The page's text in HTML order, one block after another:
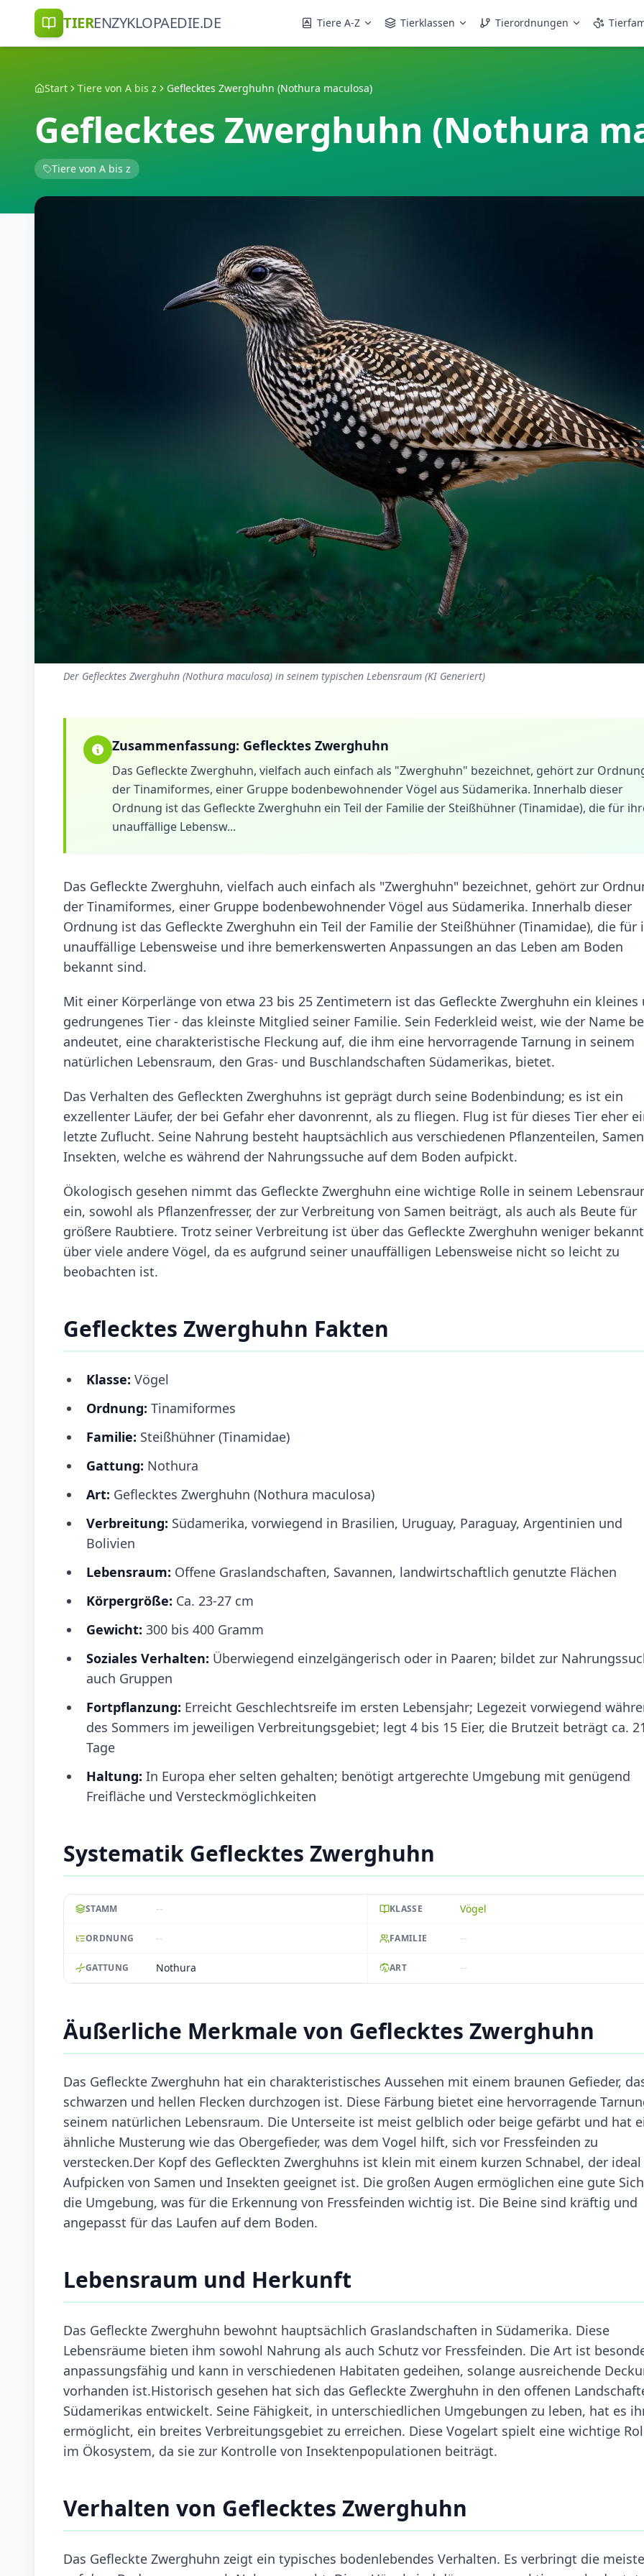
TIERENZYKLOPAEDIE.DE Tiere A-Z Tierklassen Tierordnungen
Start Tiere von A bis z Geflecktes Zwerghuhn (Nothura maculosa)
Geflecktes Zwerghuhn (Nothura
Tiere von A bis z
Der Geflecktes Zwerghuhn (Nothura maculosa) in seinem typischen Lebensraum (KI Generiert)
Zusammenfassung: Geflecktes Zwerghuhn
Das Gefleckte Zwerghuhn, vielfach auch einfach als "Zwerghuhn" bezeichnet, gehört zur
der Tinamiformes, einer Gruppe bodenbewohnender Vögel aus Südamerika. Innerhalb dieser
Ordnung ist das Gefleckte Zwerghuhn ein Teil der Familie der Steißhühner (Tinamidae), die für
unauffällige Lebensw...
Das Gefleckte Zwerghuhn, vielfach auch einfach als "Zwerghuhn" bezeichnet, gehört zur
der Tinamiformes, einer Gruppe bodenbewohnender Vögel aus Südamerika. Innerhalb dieser
Ordnung ist das Gefleckte Zwerghuhn ein Teil der Familie der Steißhühner (Tinamidae), die für
unauffällige Lebensweise und ihre bemerkenswerten Anpassungen an das Leben am Boden
bekannt sind.
Mit einer Körperlänge von etwa 23 bis 25 Zentimetern ist das Gefleckte Zwerghuhn ein kleines
gedrungenes Tier - das kleinste Mitglied seiner Familie. Sein Federkleid weist, wie der Name
andeutet, eine charakteristische Fleckung auf, die ihm eine hervorragende Tarnung in seinem
natürlichen Lebensraum, den Gras- und Buschlandschaften Südamerikas, bietet.
Das Verhalten des Gefleckten Zwerghuhns ist geprägt durch seine Bodenbindung; es ist ein
exzellenter Läufer, der bei Gefahr eher davonrennt, als zu fliegen. Flug ist für dieses Tier eher
letzte Zuflucht. Seine Nahrung besteht hauptsächlich aus verschiedenen Pflanzenteilen,
Insekten, welche es während der Nahrungssuche auf dem Boden aufpickt.
Ökologisch gesehen nimmt das Gefleckte Zwerghuhn eine wichtige Rolle in seinem
ein, sowohl als Pflanzenfresser, der zur Verbreitung von Samen beiträgt, als auch als Beute für
größere Raubtiere. Trotz seiner Verbreitung ist über das Gefleckte Zwerghuhn weniger
über viele andere Vögel, da es aufgrund seiner unauffälligen Lebensweise nicht so leicht zu
beobachten ist.
Geflecktes Zwerghuhn Fakten
Klasse: Vögel
Ordnung: Tinamiformes
Familie: Steißhühner (Tinamidae)
Gattung: Nothura
Art: Geflecktes Zwerghuhn (Nothura maculosa)
Verbreitung: Südamerika, vorwiegend in Brasilien, Uruguay, Paraguay, Argentinien und
Bolivien
Lebensraum: Offene Graslandschaften, Savannen, landwirtschaftlich genutzte Flächen
Körpergröße: Ca. 23-27 cm
Gewicht: 300 bis 400 Gramm
Soziales Verhalten: Überwiegend einzelgängerisch oder in Paaren; bildet zur
auch Gruppen
Fortpflanzung: Erreicht Geschlechtsreife im ersten Lebensjahr; Legezeit vorwiegend
des Sommers im jeweiligen Verbreitungsgebiet; legt 4 bis 15 Eier, die Brutzeit beträgt ca. 21
Tage
Haltung: In Europa eher selten gehalten; benötigt artgerechte Umgebung mit genügend
Freifläche und Versteckmöglichkeiten
Systematik Geflecktes Zwerghuhn
STAMM -- KLASSE Vögel
ORDNUNG -- FAMILIE --
GATTUNG Nothura ART --
Äußerliche Merkmale von Geflecktes Zwerghuhn
Das Gefleckte Zwerghuhn hat ein charakteristisches Aussehen mit einem braunen Gefieder,
schwarzen und hellen Flecken durchzogen ist. Diese Färbung bietet eine hervorragende
seinem natürlichen Lebensraum. Die Unterseite ist meist gelblich oder beige gefärbt und hat
ähnliche Musterung wie das Obergefieder, was dem Vogel hilft, sich vor Fressfeinden zu
verstecken.Der Kopf des Gefleckten Zwerghuhns ist klein mit einem kurzen Schnabel, der ideal
Aufpicken von Samen und Insekten geeignet ist. Die großen Augen ermöglichen eine gute
die Umgebung, was für die Erkennung von Fressfeinden wichtig ist. Die Beine sind kräftig und
angepasst für das Laufen auf dem Boden.
Lebensraum und Herkunft
Das Gefleckte Zwerghuhn bewohnt hauptsächlich Graslandschaften in Südamerika. Diese
Lebensräume bieten ihm sowohl Nahrung als auch Schutz vor Fressfeinden. Die Art ist
anpassungsfähig und kann in verschiedenen Habitaten gedeihen, solange ausreichende
vorhanden ist.Historisch gesehen hat sich das Gefleckte Zwerghuhn in den offenen
Südamerikas entwickelt. Seine Fähigkeit, in unterschiedlichen Umgebungen zu leben, hat es
ermöglicht, ein breites Verbreitungsgebiet zu erreichen. Diese Vogelart spielt eine wichtige
im Ökosystem, da sie zur Kontrolle von Insektenpopulationen beiträgt.
Verhalten von Geflecktes Zwerghuhn
Das Gefleckte Zwerghuhn zeigt ein typisches bodenlebendes Verhalten. Es verbringt die